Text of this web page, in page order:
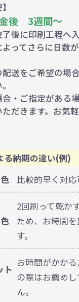
後 3週間～
後に印刷工程へ入
ってさらに日数
送をご希望の場
・ご指定がある
だきます。お気
る納期の違い(例)
比較的早く対応
2回刷って乾か
ため、お時間
す。
ト
お時間がかか
の際はお薦め
ん。